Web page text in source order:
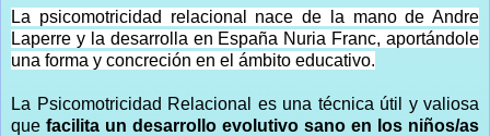
La psicomotricidad relacional nace de la mano de Andre
Laperre y la desarrolla en España Nuria Franc, aportándole
una forma y concreción en el ámbito educativo.
La Psicomotricidad Relacional es una técnica útil y valiosa
que facilita un desarrollo evolutivo sano en los niños/as